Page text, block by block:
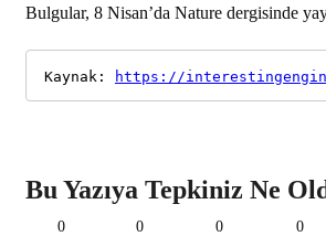
Bulgular, 8 Nisan’da Nature dergisinde
Kaynak: https://
Bu Yazıya Tepkiniz Ne
0 0 0 0